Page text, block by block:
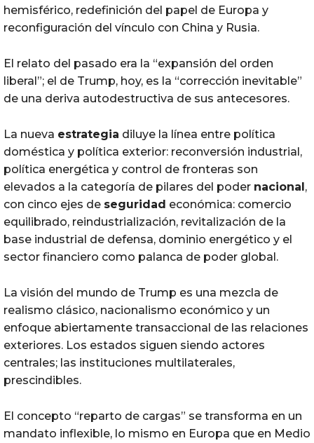
hemisférico, redefinición del papel de Europa y
reconfiguración del vínculo con China y Rusia.
El relato del pasado era la “expansión del orden
liberal”; el de Trump, hoy, es la “corrección inevitable”
de una deriva autodestructiva de sus antecesores.
La nueva estrategia diluye la línea entre política
doméstica y política exterior: reconversión industrial,
política energética y control de fronteras son
elevados a la categoría de pilares del poder nacional,
con cinco ejes de seguridad económica: comercio
equilibrado, reindustrialización, revitalización de la
base industrial de defensa, dominio energético y el
sector financiero como palanca de poder global.
La visión del mundo de Trump es una mezcla de
realismo clásico, nacionalismo económico y un
enfoque abiertamente transaccional de las relaciones
exteriores. Los estados siguen siendo actores
centrales; las instituciones multilaterales,
prescindibles.
El concepto “reparto de cargas” se transforma en un
mandato inflexible, lo mismo en Europa que en Medio